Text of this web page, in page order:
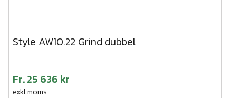
Style AW10.22 Grind dubbel
Fr.25 636 kr
exkl.moms